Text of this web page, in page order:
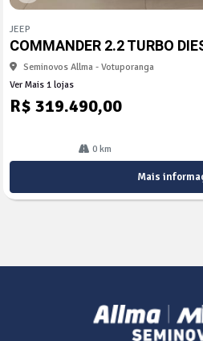
Co
arti
lhe
JEEP
COMMANDER 2.2 TURBO
Seminovos Allma - Votuporanga
Ver Mais 1 lojas
R$ 319.490,00
0 km
Mais